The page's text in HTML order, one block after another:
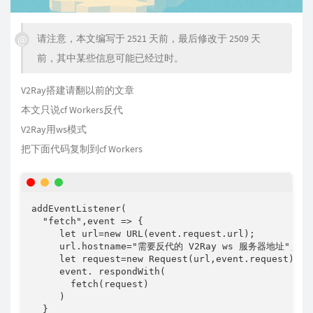
请注意，本文编写于 2521 天前，最后修改于 2509 天
前，其中某些信息可能已经过时。
V2Ray搭建请翻以前的文章
本文只说cf Workers反代
V2Ray用ws模式
把下面代码复制到cf Workers
addEventListener(
  "fetch",event => {
     let url=new URL(event.request.url);
     url.hostname="需要反代的 V2Ray ws 服务器地址";
     let request=new Request(url,event.request);
     event. respondWith(
       fetch(request)
     )
  }